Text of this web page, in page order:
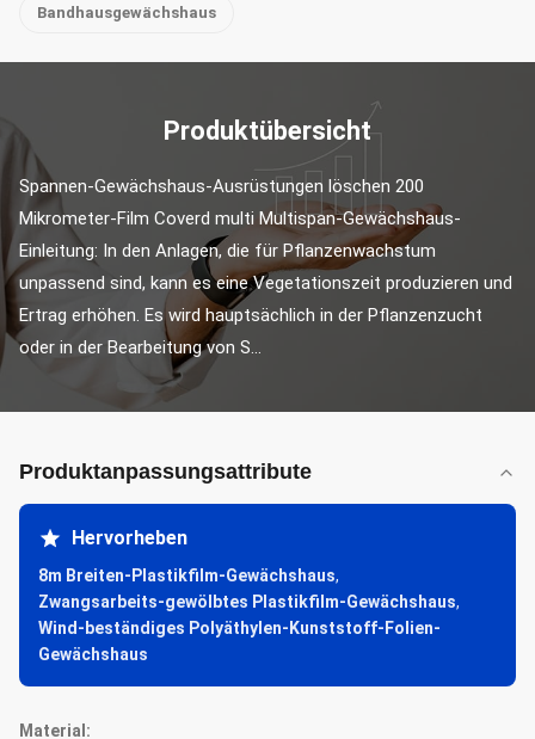
Bandhausgewächshaus
Produktübersicht
Spannen-Gewächshaus-Ausrüstungen löschen 200
Mikrometer-Film Coverd multi Multispan-Gewächshaus-
Einleitung: In den Anlagen, die für Pflanzenwachstum
unpassend sind, kann es eine Vegetationszeit produzieren und
Ertrag erhöhen. Es wird hauptsächlich in der Pflanzenzucht
oder in der Bearbeitung von S...
Produktanpassungsattribute
Hervorheben
8m Breiten-Plastikfilm-Gewächshaus,
Zwangsarbeits-gewölbtes Plastikfilm-Gewächshaus,
Wind-beständiges Polyäthylen-Kunststoff-Folien-
Gewächshaus
Material: